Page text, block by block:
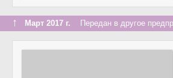
↑ Март 2017 г. Передан в другое